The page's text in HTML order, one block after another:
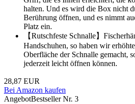
halten. Und es wird die Box nicht
Berührung öffnen, und es nimmt
Platz ein.
【Rutschfeste Schnalle】
Handschuhen, so haben wir
Oberfläche der Schnalle gemacht,
jederzeit leicht öffnen können.
28,87 EUR
Bei Amazon kaufen
AngebotBestseller Nr. 3